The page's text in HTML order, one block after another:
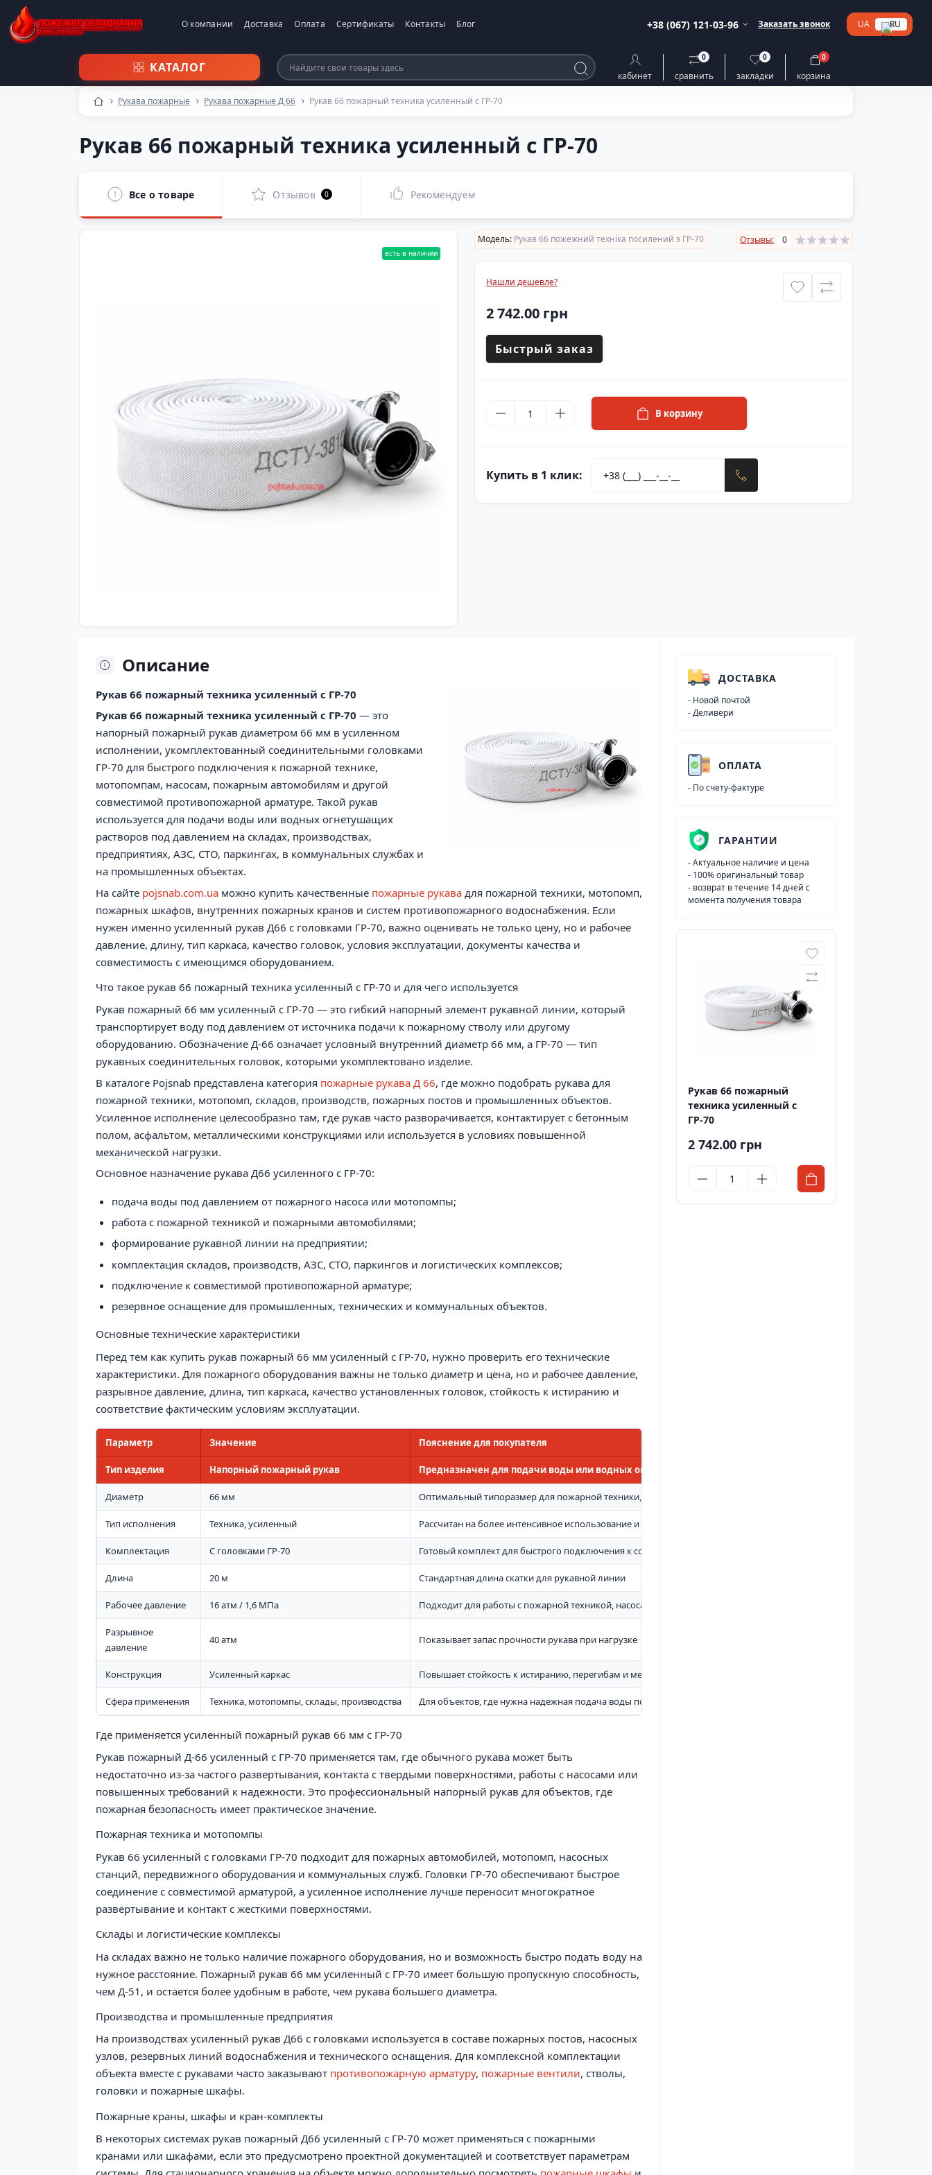
О компании Доставка Оплата Сертификаты Контакты Блог +38 (067) 121-03-96 Заказать звонок UA RU
КАТАЛОГ
кабинет сравнить
0
закладки
0
корзина
0
Рукава пожарные Рукава пожарные Д 66 Рукав 66 пожарный техника усиленный с ГР-70
Рукав 66 пожарный техника усиленный с ГР-70
Все о товаре Отзывов 0 Рекомендуем
есть в наличии
Модель: Рукав 66 пожежний техніка посилений з ГР-70 Отзывы: 0
Нашли дешевле?
2 742.00 грн
Быстрый заказ
В корзину
Купить в 1 клик:
Описание
Рукав 66 пожарный техника усиленный с ГР-70
Рукав 66 пожарный техника усиленный с ГР-70 — это
напорный пожарный рукав диаметром 66 мм в усиленном
исполнении, укомплектованный соединительными головками
ГР-70 для быстрого подключения к пожарной технике,
мотопомпам, насосам, пожарным автомобилям и другой
совместимой противопожарной арматуре. Такой рукав
используется для подачи воды или водных огнетушащих
растворов под давлением на складах, производствах,
предприятиях, АЗС, СТО, паркингах, в коммунальных службах и
на промышленных объектах.
На сайте pojsnab.com.ua можно купить качественные пожарные рукава для пожарной техники, мотопомп,
пожарных шкафов, внутренних пожарных кранов и систем противопожарного водоснабжения. Если
нужен именно усиленный рукав Д66 с головками ГР-70, важно оценивать не только цену, но и рабочее
давление, длину, тип каркаса, качество головок, условия эксплуатации, документы качества и
совместимость с имеющимся оборудованием.
Что такое рукав 66 пожарный техника усиленный с ГР-70 и для чего используется
Рукав пожарный 66 мм усиленный с ГР-70 — это гибкий напорный элемент рукавной линии, который
транспортирует воду под давлением от источника подачи к пожарному стволу или другому
оборудованию. Обозначение Д-66 означает условный внутренний диаметр 66 мм, а ГР-70 — тип
рукавных соединительных головок, которыми укомплектовано изделие.
В каталоге Pojsnab представлена категория пожарные рукава Д 66, где можно подобрать рукава для
пожарной техники, мотопомп, складов, производств, пожарных постов и промышленных объектов.
Усиленное исполнение целесообразно там, где рукав часто разворачивается, контактирует с бетонным
полом, асфальтом, металлическими конструкциями или используется в условиях повышенной
механической нагрузки.
Основное назначение рукава Д66 усиленного с ГР-70:
подача воды под давлением от пожарного насоса или мотопомпы;
работа с пожарной техникой и пожарными автомобилями;
формирование рукавной линии на предприятии;
комплектация складов, производств, АЗС, СТО, паркингов и логистических комплексов;
подключение к совместимой противопожарной арматуре;
резервное оснащение для промышленных, технических и коммунальных объектов.
Основные технические характеристики
Перед тем как купить рукав пожарный 66 мм усиленный с ГР-70, нужно проверить его технические
характеристики. Для пожарного оборудования важны не только диаметр и цена, но и рабочее давление,
разрывное давление, длина, тип каркаса, качество установленных головок, стойкость к истиранию и
соответствие фактическим условиям эксплуатации.
Параметр Значение Пояснение для покупателя
Тип изделия Напорный пожарный рукав Предназначен для подачи воды или водных огнетушащих растворов под давлением
Диаметр 66 мм Оптимальный типоразмер для пожарной техники, мотопомп, складов и предприятий
Тип исполнения Техника, усиленный Рассчитан на более интенсивное использование и повышенные механические нагрузки
Комплектация С головками ГР-70 Готовый комплект для быстрого подключения к совместимой арматуре
Длина 20 м Стандартная длина скатки для рукавной линии
Рабочее давление 16 атм / 1,6 МПа Подходит для работы с пожарной техникой, насосами и мотопомпами
Разрывное
давление
40 атм Показывает запас прочности рукава при нагрузке
Конструкция Усиленный каркас Повышает стойкость к истиранию, перегибам и механическому износу
Сфера применения Техника, мотопомпы, склады, производства Для объектов, где нужна надежная подача воды под давлением
Где применяется усиленный пожарный рукав 66 мм с ГР-70
Рукав пожарный Д-66 усиленный с ГР-70 применяется там, где обычного рукава может быть
недостаточно из-за частого развертывания, контакта с твердыми поверхностями, работы с насосами или
повышенных требований к надежности. Это профессиональный напорный рукав для объектов, где
пожарная безопасность имеет практическое значение.
Пожарная техника и мотопомпы
Рукав 66 усиленный с головками ГР-70 подходит для пожарных автомобилей, мотопомп, насосных
станций, передвижного оборудования и коммунальных служб. Головки ГР-70 обеспечивают быстрое
соединение с совместимой арматурой, а усиленное исполнение лучше переносит многократное
развертывание и контакт с жесткими поверхностями.
Склады и логистические комплексы
На складах важно не только наличие пожарного оборудования, но и возможность быстро подать воду на
нужное расстояние. Пожарный рукав 66 мм усиленный с ГР-70 имеет большую пропускную способность,
чем Д-51, и остается более удобным в работе, чем рукава большего диаметра.
Производства и промышленные предприятия
На производствах усиленный рукав Д66 с головками используется в составе пожарных постов, насосных
узлов, резервных линий водоснабжения и технического оснащения. Для комплексной комплектации
объекта вместе с рукавами часто заказывают противопожарную арматуру, пожарные вентили, стволы,
головки и пожарные шкафы.
Пожарные краны, шкафы и кран-комплекты
В некоторых системах рукав пожарный Д66 усиленный с ГР-70 может применяться с пожарными
кранами или шкафами, если это предусмотрено проектной документацией и соответствует параметрам
ДОСТАВКА
- Новой почтой
- Деливери
ОПЛАТА
- По счету-фактуре
ГАРАНТИИ
- Актуальное наличие и цена
- 100% оригинальный товар
- возврат в течение 14 дней с
момента получения товара
Рукав 66 пожарный
техника усиленный с
ГР-70
2 742.00 грн